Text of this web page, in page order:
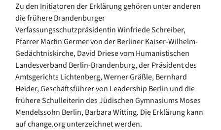
Zu den Initiatoren der Erklärung gehören unter anderen
die frühere Brandenburger
Verfassungsschutzpräsidentin Winfriede Schreiber,
Pfarrer Martin Germer von der Berliner Kaiser-Wilhelm-
Gedächtniskirche, David Driese vom Humanistischen
Landesverband Berlin-Brandenburg, der Präsident des
Amtsgerichts Lichtenberg, Werner Gräßle, Bernhard
Heider, Geschäftsführer von Leadership Berlin und die
frühere Schulleiterin des Jüdischen Gymnasiums Moses
Mendelssohn Berlin, Barbara Witting. Die Erklärung kann
auf change.org unterzeichnet werden.